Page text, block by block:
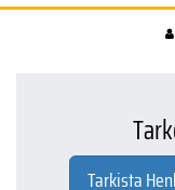
Tarkista